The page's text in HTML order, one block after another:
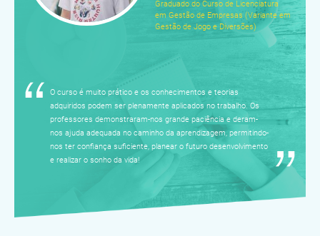
Graduado do Curso de Licenciatura
em Gestão de Empresas (Variante em
Gestão de Jogo e Diversões)
O curso é muito prático e os conhecimentos e teorias
adquiridos podem ser plenamente aplicados no trabalho. Os
professores demonstraram-nos grande paciência e deram-
nos ajuda adequada no caminho da aprendizagem, permitindo-
nos ter confiança suficiente, planear o futuro desenvolvimento
e realizar o sonho da vida!